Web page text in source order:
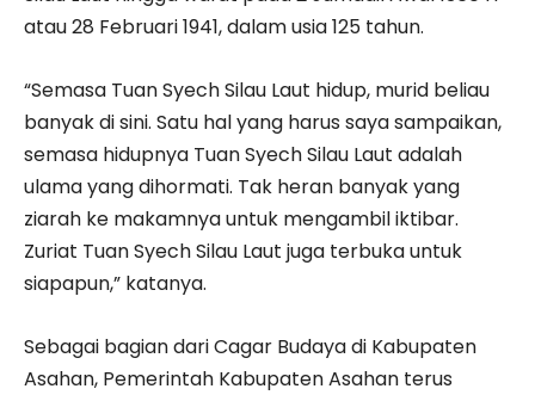
atau 28 Februari 1941, dalam usia 125 tahun.
“Semasa Tuan Syech Silau Laut hidup, murid beliau
banyak di sini. Satu hal yang harus saya sampaikan,
semasa hidupnya Tuan Syech Silau Laut adalah
ulama yang dihormati. Tak heran banyak yang
ziarah ke makamnya untuk mengambil iktibar.
Zuriat Tuan Syech Silau Laut juga terbuka untuk
siapapun,” katanya.
Sebagai bagian dari Cagar Budaya di Kabupaten
Asahan, Pemerintah Kabupaten Asahan terus